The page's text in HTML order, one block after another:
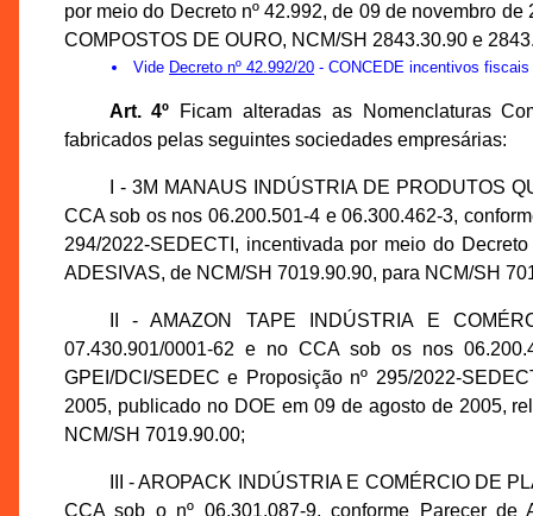
por meio do Decreto nº 42.992, de 09 de novembro
COMPOSTOS DE OURO, NCM/SH 2843.30.90 e
Vide Decreto nº 42.992/20 - CONCEDE incentivos
Art. 4º Ficam alteradas as Nomenclaturas
fabricados pelas seguintes sociedades empresárias:
I - 3M MANAUS INDÚSTRIA DE PRODUTOS
CCA sob os nos 06.200.501-4 e 06.300.462-3,
294/2022-SEDECTI, incentivada por meio do
ADESIVAS, de NCM/SH 7019.90.90, para NCM/SH
II - AMAZON TAPE INDÚSTRIA E
07.430.901/0001-62 e no CCA sob os nos
GPEI/DCI/SEDEC e Proposição nº 295/2022-
2005, publicado no DOE em 09 de agosto de 2005,
NCM/SH 7019.90.00;
III - AROPACK INDÚSTRIA E COMÉRCIO DE
CCA sob o nº 06.301.087-9, conforme Parecer de